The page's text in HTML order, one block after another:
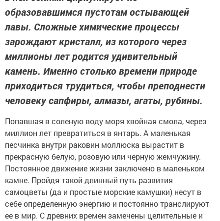
образовавшимся пустотам остывающей
лавы. Сложные химические процессы
зарождают кристалл, из которого через
миллионы лет родится удивительный
камень. Именно столько времени природе
приходиться трудиться, чтобы преподнести
человеку сапфиры, алмазы, агаты, рубины.
Попавшая в соленую воду моря хвойная смола, через
миллион лет превратиться в янтарь. А маленькая
песчинка внутри раковин моллюска вырастит в
прекрасную белую, розовую или черную жемчужину.
Постоянное движение жизни заключено в маленьком
камне. Пройдя такой длинный путь развития
самоцветы (да и простые морские камушки) несут в
себе определенную энергию и постоянно транслируют
ее в мир. С древних времен замечены целительные и